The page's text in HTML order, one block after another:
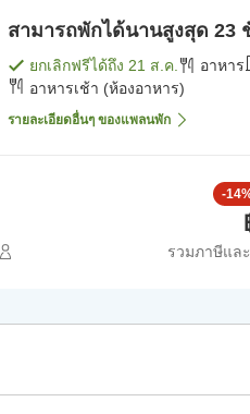
สามารถพักได้นานสูงสุด 23
ยกเลิกฟรีได้ถึง 21 ส.ค. อาหาร
อาหารเช้า (ห้องอาหาร)
รายละเอียดอื่นๆ ของแพลนพัก
-14
รวมภาษีแล